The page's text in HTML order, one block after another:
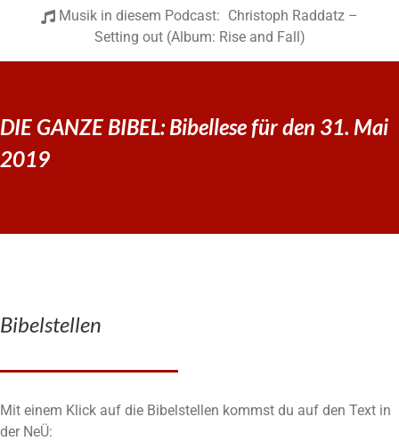
Musik in diesem Podcast: Christoph Raddatz –
Setting out (Album: Rise and Fall)
DIE GANZE BIBEL: Bibellese für den 31. Mai
2019
Bibelstellen
Mit einem Klick auf die Bibelstellen kommst du auf den Text in
der NeÜ: